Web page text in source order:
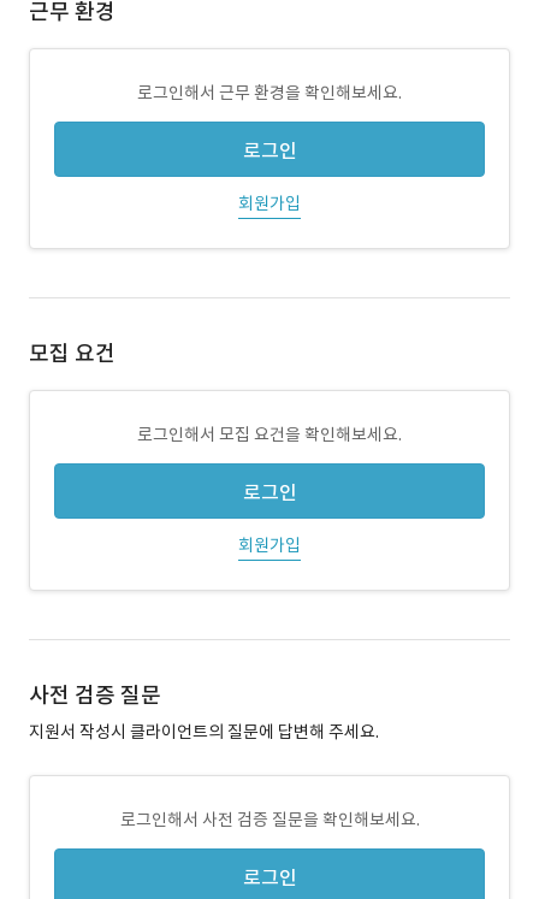
근무 환경
로그인해서 근무 환경을 확인해보세요.
로그인
회원가입
모집 요건
로그인해서 모집 요건을 확인해보세요.
로그인
회원가입
사전 검증 질문
지원서 작성시 클라이언트의 질문에 답변해 주세요.
로그인해서 사전 검증 질문을 확인해보세요.
로그인